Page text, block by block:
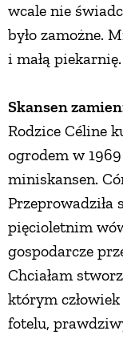
wcale nie
było zamożne.
i małą piekarnię.
Skansen
Rodzice Céline
ogrodem w
miniskansen.
Przeprowadziła
pięcioletnim
gospodarcze
Chciałam
którym
fotelu,